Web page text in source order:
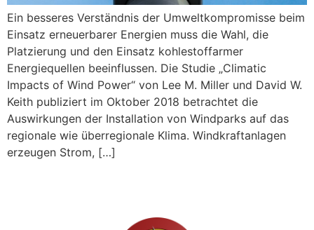
Ein besseres Verständnis der Umweltkompromisse beim
Einsatz erneuerbarer Energien muss die Wahl, die
Platzierung und den Einsatz kohlestoffarmer
Energiequellen beeinflussen. Die Studie „Climatic
Impacts of Wind Power“ von Lee M. Miller und David W.
Keith publiziert im Oktober 2018 betrachtet die
Auswirkungen der Installation von Windparks auf das
regionale wie überregionale Klima. Windkraftanlagen
erzeugen Strom, […]